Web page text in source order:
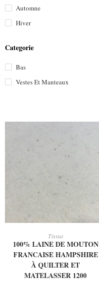
Automne
Hiver
Categorie
Bas
Vestes Et Manteaux
AJOUTER AU PANIER
Tissus
100% LAINE DE MOUTON
FRANCAISE HAMPSHIRE
À QUILTER ET
MATELASSER 1200